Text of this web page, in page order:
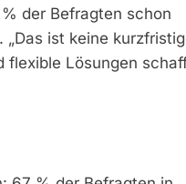
der Befragten schon
ist keine
flexible Lösungen